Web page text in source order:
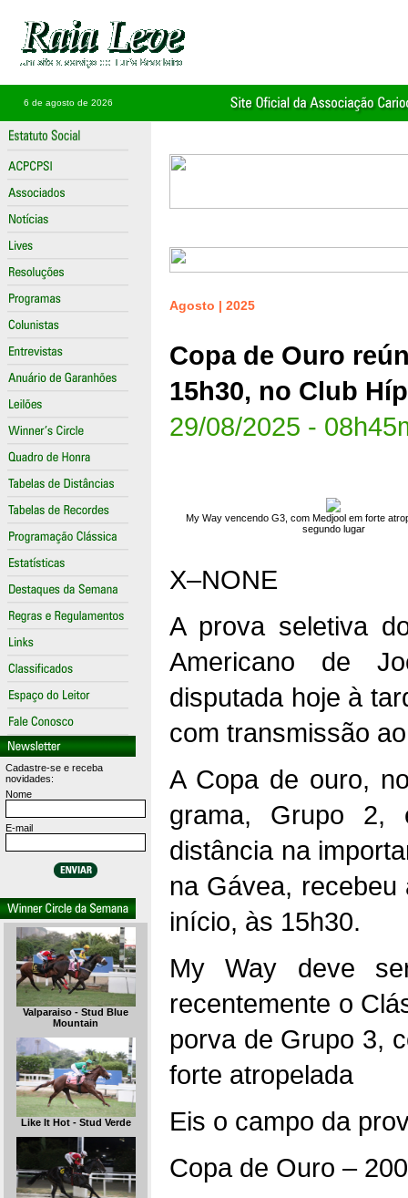
6 de agosto de 2026
Cadastre-se e receba
novidades:
Nome
E-mail
Valparaiso - Stud Blue
Mountain
Like It Hot - Stud Verde
Agosto | 2025
Copa de Ouro
15h30, no Club
29/08/2025 -
My Way vencendo G3, com Medjool em forte
segundo lugar
X–NONE
A prova seletiva
Americano de
disputada hoje à
com transmissão
A Copa de ouro,
grama, Grupo 2,
distância na
na Gávea,
início, às 15h30.
My Way deve
recentemente o
porva de Grupo 3,
forte atropelada
Eis o campo da
Copa de Ouro –